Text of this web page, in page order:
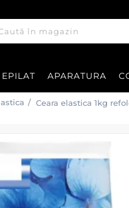
APARATURA
/ Ceara elastica 1kg